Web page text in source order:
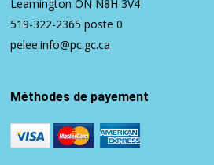
Leamington ON N8H 3V4
519-322-2365 poste 0
pelee.info@pc.gc.ca
Méthodes de payement